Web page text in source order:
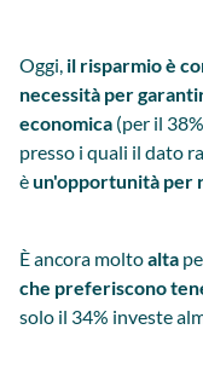
Oggi, il risparmio è
necessità per
economica (per il
presso i quali il dato
èun'opportunità per
È ancora moltoalta
che preferiscono
solo il 34% investe